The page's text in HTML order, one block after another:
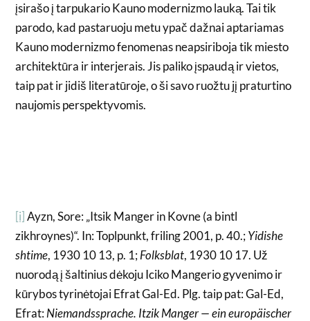
įsirašo į tarpukario Kauno modernizmo lauką. Tai tik
parodo, kad pastaruoju metu ypač dažnai aptariamas
Kauno modernizmo fenomenas neapsiriboja tik miesto
architektūra ir interjerais. Jis paliko įspaudą ir vietos,
taip pat ir jidiš literatūroje, o ši savo ruožtu jį praturtino
naujomis perspektyvomis.
[i]Ayzn, Sore: „Itsik Manger in Kovne (a bintl
zikhroynes)“. In: Toplpunkt, friling 2001, p. 40.;Yidishe
shtime, 1930 10 13, p. 1;Folksblat, 1930 10 17. Už
nuorodą į šaltinius dėkoju Iciko Mangerio gyvenimo ir
kūrybos tyrinėtojai Efrat Gal-Ed. Plg. taip pat: Gal-Ed,
Efrat:Niemandssprache. Itzik Manger — ein europäischer